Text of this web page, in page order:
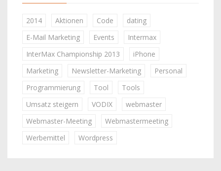
2014 Aktionen Code
dating
E-Mail Marketing
Events
Intermax
InterMax Championship 2013
iPhone
Marketing
Newsletter-Marketing
Personal
Programmierung
Tool
Tools
Umsatz steigern
VODIX
webmaster
Webmaster-Meeting
Webmastermeeting
Werbemittel
Wordpress